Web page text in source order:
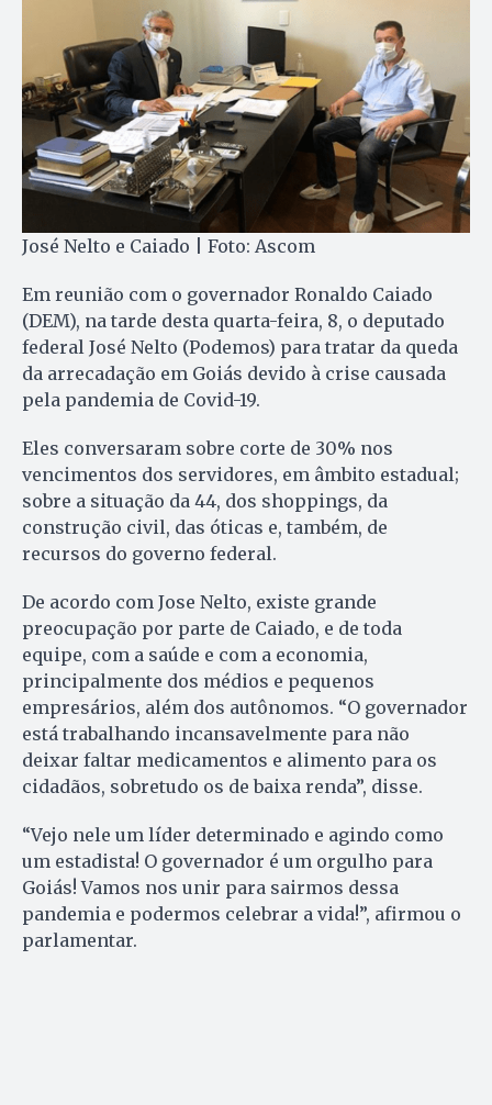
José Nelto e Caiado | Foto: Ascom
Em reunião com o governador Ronaldo Caiado
(DEM), na tarde desta quarta-feira, 8, o deputado
federal José Nelto (Podemos) para tratar da queda
da arrecadação em Goiás devido à crise causada
pela pandemia de Covid-19.
Eles conversaram sobre corte de 30% nos
vencimentos dos servidores, em âmbito estadual;
sobre a situação da 44, dos shoppings, da
construção civil, das óticas e, também, de
recursos do governo federal.
De acordo com Jose Nelto, existe grande
preocupação por parte de Caiado, e de toda
equipe, com a saúde e com a economia,
principalmente dos médios e pequenos
empresários, além dos autônomos. “O governador
está trabalhando incansavelmente para não
deixar faltar medicamentos e alimento para os
cidadãos, sobretudo os de baixa renda”, disse.
“Vejo nele um líder determinado e agindo como
um estadista! O governador é um orgulho para
Goiás! Vamos nos unir para sairmos dessa
pandemia e podermos celebrar a vida!”, afirmou o
parlamentar.